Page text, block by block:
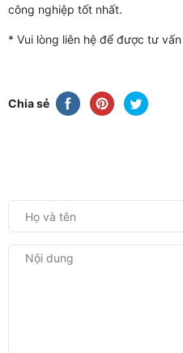
công nghiệp tốt nhất.
* Vui lòng liên hệ để được tư
Chia sẻ